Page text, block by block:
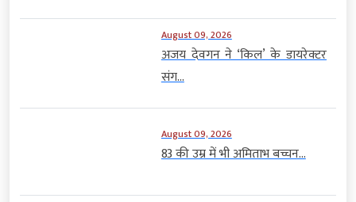
August 09, 2026
अजय देवगन ने ‘किल’ के डायरेक्टर
संग...
August 09, 2026
83 की उम्र में भी अमिताभ बच्चन...